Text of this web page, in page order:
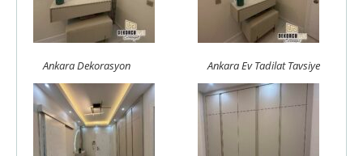
Ankara Dekorasyon Ankara Ev Tadilat Tavsiye